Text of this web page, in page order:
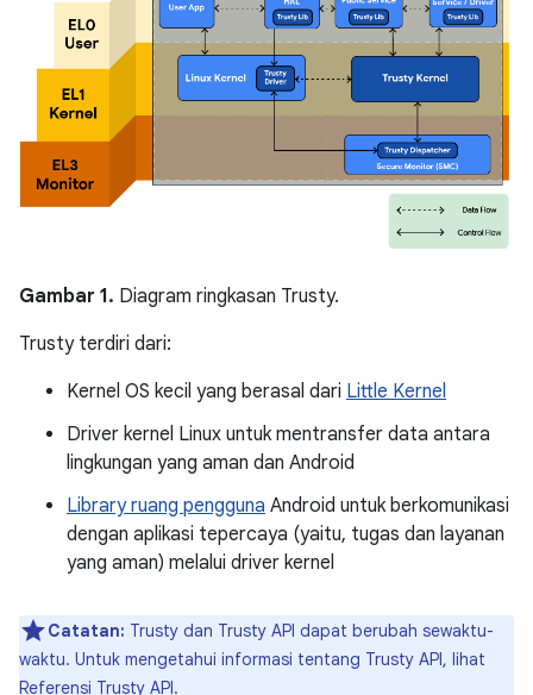
Gambar 1. Diagram ringkasan Trusty.
Trusty terdiri dari:
Kernel OS kecil yang berasal dari Little Kernel
Driver kernel Linux untuk mentransfer data antara
lingkungan yang aman dan Android
Library ruang pengguna Android untuk berkomunikasi
dengan aplikasi tepercaya (yaitu, tugas dan layanan
yang aman) melalui driver kernel
Catatan: Trusty dan Trusty API dapat berubah sewaktu-
waktu. Untuk mengetahui informasi tentang Trusty API, lihat
Referensi Trusty API.